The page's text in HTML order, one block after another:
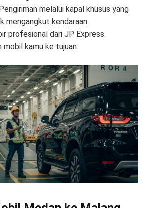
Pengiriman melalui kapal khusus yang
mengangkut kendaraan.
profesional dari JP Express
mobil kamu ke tujuan.